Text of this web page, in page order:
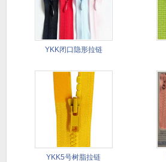
YKK闭口隐形拉链
YKK5号树脂拉链